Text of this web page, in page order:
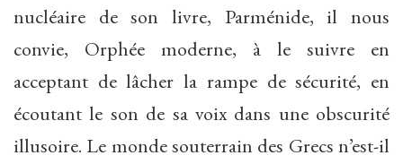
nucléaire de son livre, Parménide, il nous
convie, Orphée moderne, à le suivre en
acceptant de lâcher la rampe de sécurité, en
écoutant le son de sa voix dans une obscurité
illusoire. Le monde souterrain des Grecs n’est-il